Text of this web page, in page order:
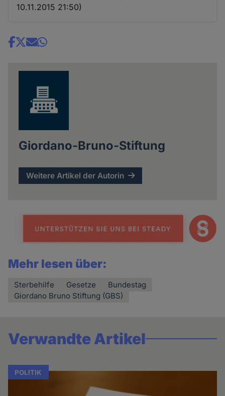
10.11.2015 21:50)
Share
Giordano-Bruno-Stiftung
Weitere Artikel der Autorin
Mehr lesen über:
Sterbehilfe Gesetze
Bundestag
Giordano Bruno Stiftung (GBS)
Verwandte Artikel
POLITIK